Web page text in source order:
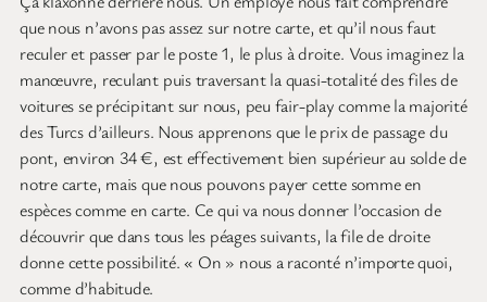
que nous n’avons pas assez sur notre carte, et qu’il nous faut
reculer et passer par le poste 1, le plus à droite. Vous imaginez la
manœuvre, reculant puis traversant la quasi-totalité des files de
voitures se précipitant sur nous, peu fair-play comme la majorité
des Turcs d’ailleurs. Nous apprenons que le prix de passage du
pont, environ 34 €, est effectivement bien supérieur au solde de
notre carte, mais que nous pouvons payer cette somme en
espèces comme en carte. Ce qui va nous donner l’occasion de
découvrir que dans tous les péages suivants, la file de droite
donne cette possibilité. « On » nous a raconté n’importe quoi,
comme d’habitude.